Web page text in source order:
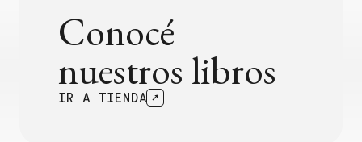
Conocé
nuestros libros
IR A TIENDA